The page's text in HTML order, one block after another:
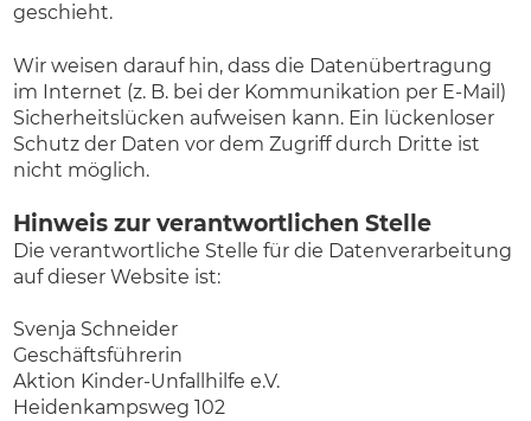
geschieht.
Wir weisen darauf hin, dass die Datenübertragung
im Internet (z. B. bei der Kommunikation per E-Mail)
Sicherheitslücken aufweisen kann. Ein lückenloser
Schutz der Daten vor dem Zugriff durch Dritte ist
nicht möglich.
Hinweis zur verantwortlichen Stelle
Die verantwortliche Stelle für die Datenverarbeitung
auf dieser Website ist:
Svenja Schneider
Geschäftsführerin
Aktion Kinder-Unfallhilfe e.V.
Heidenkampsweg 102